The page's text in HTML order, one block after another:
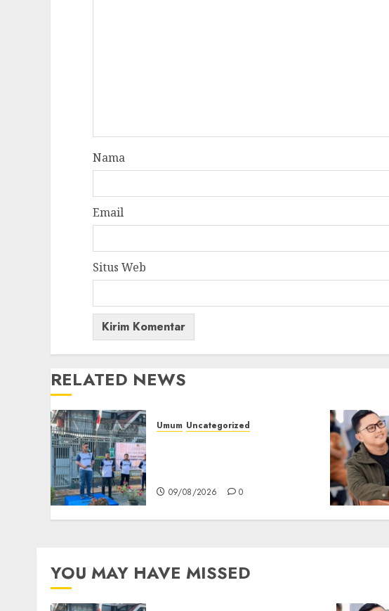
Nama
Email
Situs Web
RELATED NEWS
Umum Uncategorized
09/08/2026 0
YOU MAY HAVE MISSED